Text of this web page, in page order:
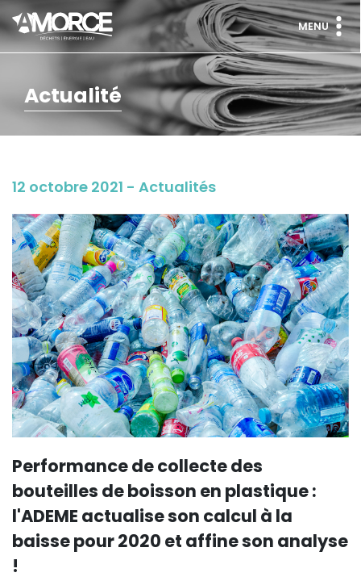
MENU
Actualité
12 octobre 2021 - Actualités
Performance de collecte des
bouteilles de boisson en plastique :
l'ADEME actualise son calcul à la
baisse pour 2020 et affine son analyse
!